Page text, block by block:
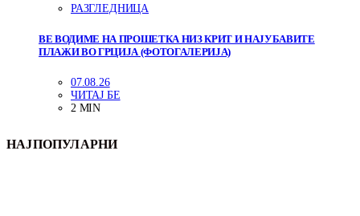
РАЗГЛЕДНИЦА
ВЕ ВОДИМЕ НА ПРОШЕТКА НИЗ КРИТ И НАЈУБАВИТЕ
ПЛАЖИ ВО ГРЦИЈА (ФОТОГАЛЕРИЈА)
07.08.26
ЧИТАЈ БЕ
2 MIN
НАЈПОПУЛАРНИ